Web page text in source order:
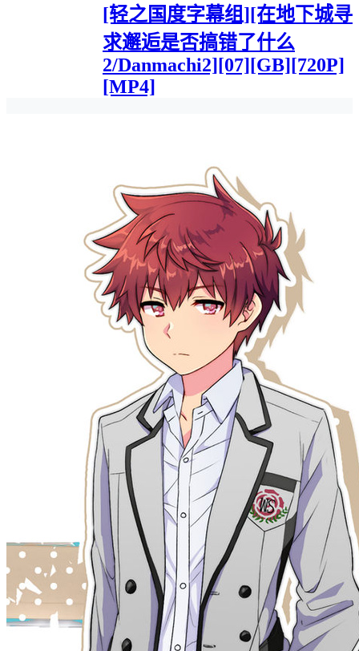
[轻之国度字幕组][在地下城寻
求邂逅是否搞错了什么
2/Danmachi2][07][GB][720P]
[MP4]